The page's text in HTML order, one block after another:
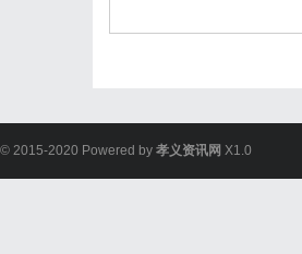
© 2015-2020 Powered by 孝义资讯网 X1.0